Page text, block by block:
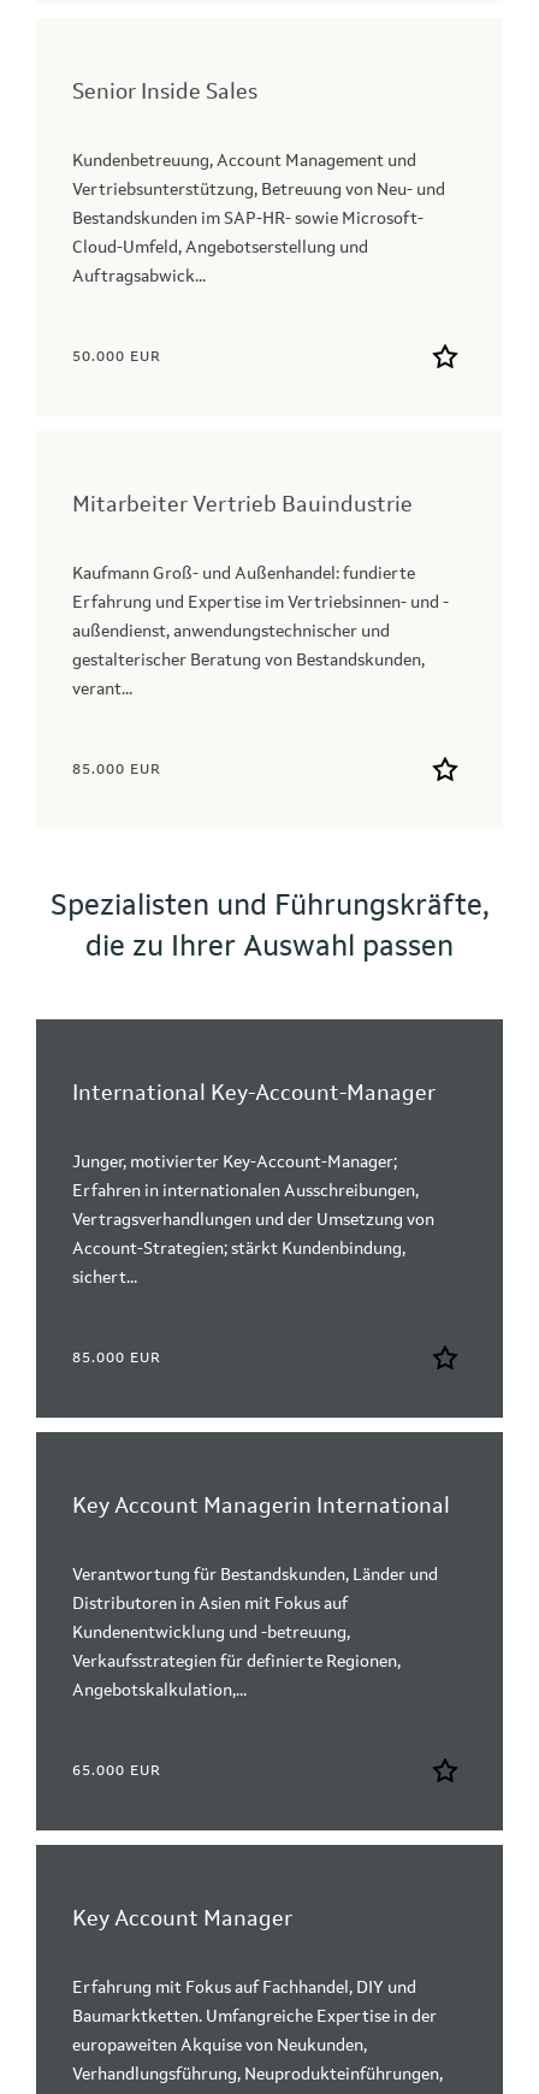
Senior Inside Sales
Kundenbetreuung, Account Management und
Vertriebsunterstützung, Betreuung von Neu- und
Bestandskunden im SAP-HR- sowie Microsoft-
Cloud-Umfeld, Angebotserstellung und
Auftragsabwick...
50.000 EUR
Mitarbeiter Vertrieb Bauindustrie
Kaufmann Groß- und Außenhandel: fundierte
Erfahrung und Expertise im Vertriebsinnen- und -
außendienst, anwendungstechnischer und
gestalterischer Beratung von Bestandskunden,
verant...
85.000 EUR
Spezialisten und Führungskräfte,
die zu Ihrer Auswahl passen
International Key-Account-Manager
Junger, motivierter Key-Account-Manager;
Erfahren in internationalen Ausschreibungen,
Vertragsverhandlungen und der Umsetzung von
Account-Strategien; stärkt Kundenbindung,
sichert...
85.000 EUR
Key Account Managerin International
Verantwortung für Bestandskunden, Länder und
Distributoren in Asien mit Fokus auf
Kundenentwicklung und -betreuung,
Verkaufsstrategien für definierte Regionen,
Angebotskalkulation,...
65.000 EUR
Key Account Manager
Erfahrung mit Fokus auf Fachhandel, DIY und
Baumarktketten. Umfangreiche Expertise in der
europaweiten Akquise von Neukunden,
Verhandlungsführung, Neuprodukteinführungen,